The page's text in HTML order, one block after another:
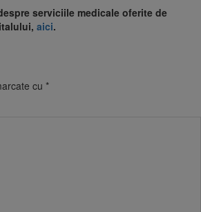
serviciile medicale oferite de
aici.
cu *